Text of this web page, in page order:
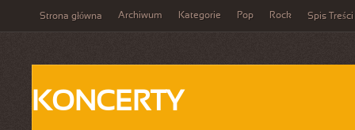
Strona główna Archiwum Kategorie Pop Rock Spis Treści
KONCERTY